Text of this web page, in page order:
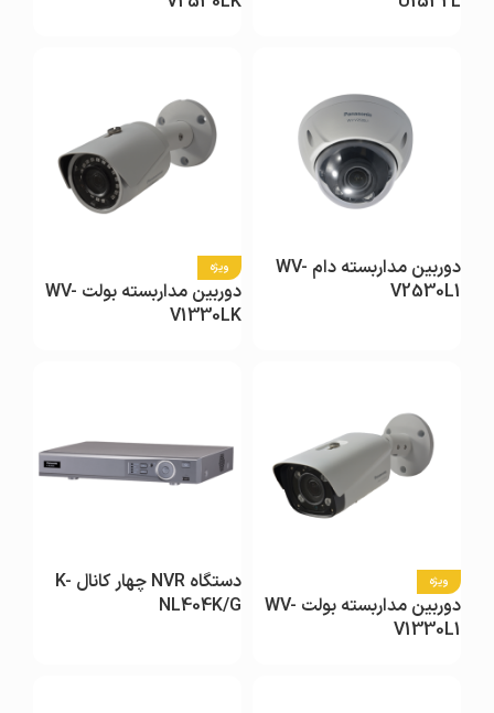
دوربین مداربسته دام WV-
V2530L1
ویژه
دوربین مداربسته بولت WV-
V1330LK
ویژه
دوربین مداربسته بولت WV-
V1330L1
دستگاه NVR چهار کانال K-
NL404K/G